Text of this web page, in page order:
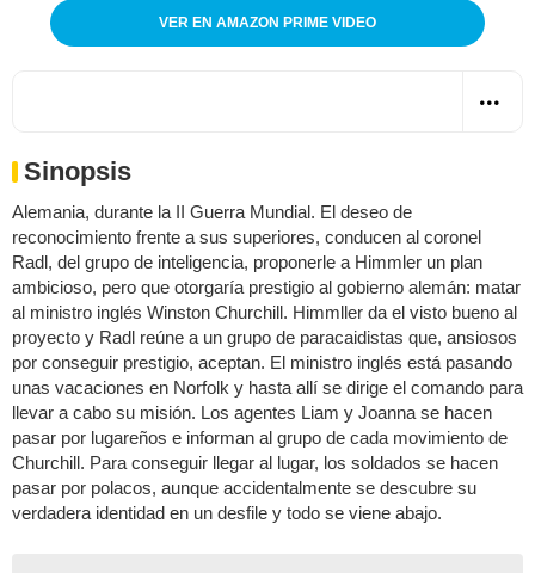
VER EN AMAZON PRIME VIDEO
Sinopsis
Alemania, durante la II Guerra Mundial. El deseo de
reconocimiento frente a sus superiores, conducen al coronel
Radl, del grupo de inteligencia, proponerle a Himmler un plan
ambicioso, pero que otorgaría prestigio al gobierno alemán: matar
al ministro inglés Winston Churchill. Himmller da el visto bueno al
proyecto y Radl reúne a un grupo de paracaidistas que, ansiosos
por conseguir prestigio, aceptan. El ministro inglés está pasando
unas vacaciones en Norfolk y hasta allí se dirige el comando para
llevar a cabo su misión. Los agentes Liam y Joanna se hacen
pasar por lugareños e informan al grupo de cada movimiento de
Churchill. Para conseguir llegar al lugar, los soldados se hacen
pasar por polacos, aunque accidentalmente se descubre su
verdadera identidad en un desfile y todo se viene abajo.